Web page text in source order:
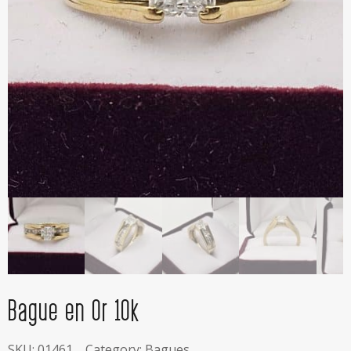
Bague en Or 10k